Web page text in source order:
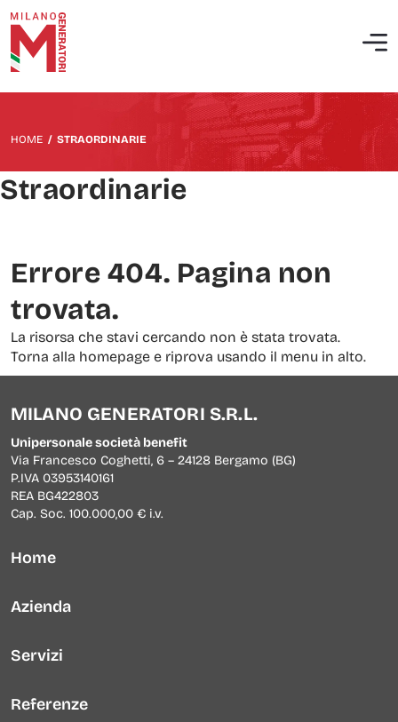
HOME / STRAORDINARIE
Straordinarie
Errore 404. Pagina non
trovata.
La risorsa che stavi cercando non è stata trovata.
Torna alla homepage e riprova usando il menu in alto.
MILANO GENERATORI S.R.L.
Unipersonale società benefit
Via Francesco Coghetti, 6 – 24128 Bergamo (BG)
P.IVA 03953140161
REA BG422803
Cap. Soc. 100.000,00 € i.v.
Home
Azienda
Servizi
Referenze
Chi siamo
Interventi straordinari e correttivi
Messa in servizio di centrali elettriche diesel
Analisi termografica
Analisi della rete elettrica
Analisi delle emissioni sui motori industriali
Analisi delle vibrazioni
Noleggio banchi di carico resistivi
Service OffShore
Reperibilità 24/7
Dealer Marelli Motori e Baudouin